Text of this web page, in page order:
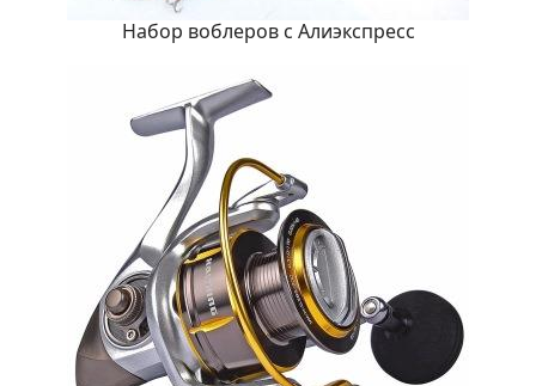
Набор воблеров с Алиэкспресс